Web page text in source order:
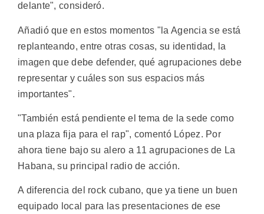
delante", consideró.
Añadió que en estos momentos "la Agencia se está
replanteando, entre otras cosas, su identidad, la
imagen que debe defender, qué agrupaciones debe
representar y cuáles son sus espacios más
importantes".
"También está pendiente el tema de la sede como
una plaza fija para el rap", comentó López. Por
ahora tiene bajo su alero a 11 agrupaciones de La
Habana, su principal radio de acción.
A diferencia del rock cubano, que ya tiene un buen
equipado local para las presentaciones de ese